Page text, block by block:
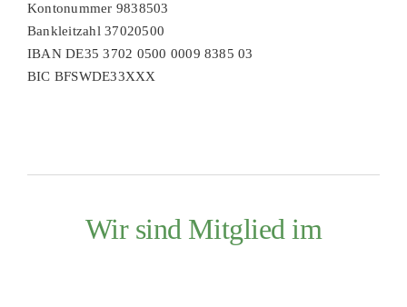
Kontonummer 9838503
Bankleitzahl 37020500
IBAN DE35 3702 0500 0009 8385 03
BIC BFSWDE33XXX
Wir sind Mitglied im